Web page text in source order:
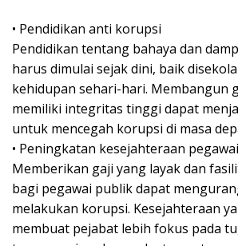
• Pendidikan anti korupsi
Pendidikan tentang bahaya dan
harus dimulai sejak dini, baik
kehidupan sehari-hari. Membangun
memiliki integritas tinggi dapat
untuk mencegah korupsi di masa
• Peningkatan kesejahteraan
Memberikan gaji yang layak dan
bagi pegawai publik dapat
melakukan korupsi. Kesejahteraan
membuat pejabat lebih fokus pada